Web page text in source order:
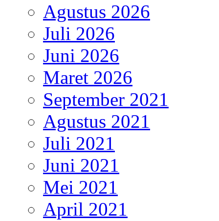
Agustus 2026
Juli 2026
Juni 2026
Maret 2026
September 2021
Agustus 2021
Juli 2021
Juni 2021
Mei 2021
April 2021